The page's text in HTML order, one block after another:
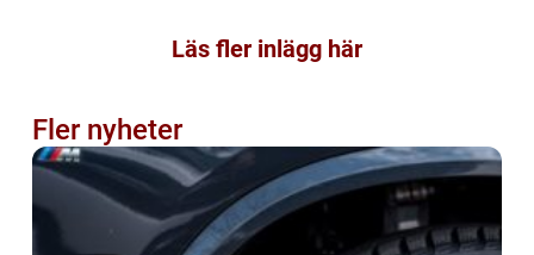
Läs fler inlägg här
Fler nyheter